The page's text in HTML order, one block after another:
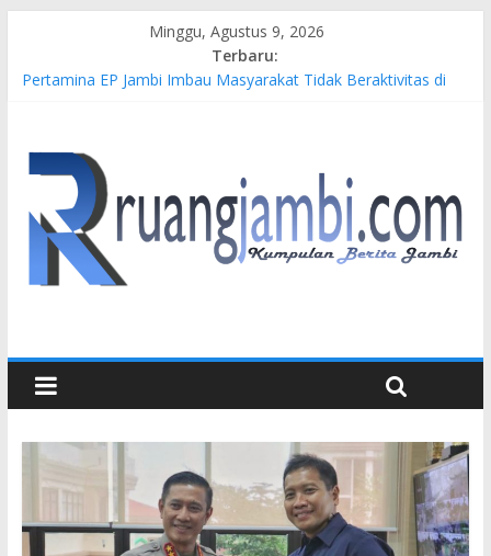
Minggu, Agustus 9, 2026
Terbaru:
Pertamina EP Jambi Imbau Masyarakat Tidak Beraktivitas di
Didampingi Pengacara Chris Januardi
Hj. Hesti Haris Dorong Lahirnya Wirausaha Muda Melalui
Pelatihan Batik Kontemporer PKW
Siap Dukung Kegiatan Hulu Migas, Kapolda Jambi Kunjungi
FSO 115
Gubernur Al Haris Buka Turnamen Tenis Antar Alumni